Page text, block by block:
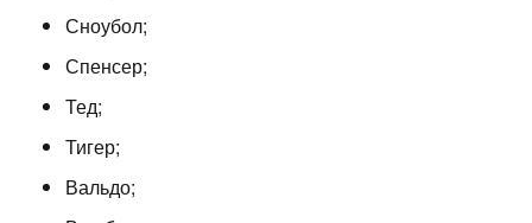
Сноубол;
Спенсер;
Тед;
Тигер;
Вальдо;